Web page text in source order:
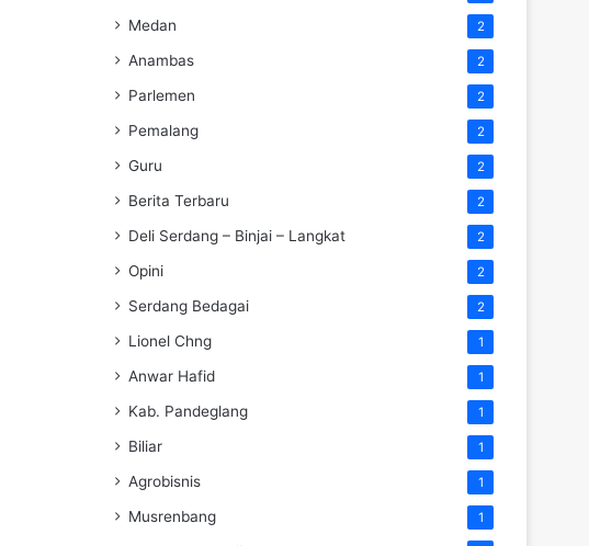
Medan 2
Anambas 2
Parlemen 2
Pemalang 2
Guru 2
Berita Terbaru 2
Deli Serdang – Binjai – Langkat 2
Opini 2
Serdang Bedagai 2
Lionel Chng 1
Anwar Hafid 1
Kab. Pandeglang 1
Biliar 1
Agrobisnis 1
Musrenbang 1